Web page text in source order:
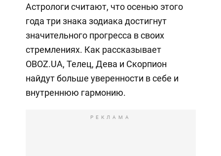
Астрологи считают, что осенью этого
года три знака зодиака достигнут
значительного прогресса в своих
стремлениях. Как рассказывает
OBOZ.UA, Телец, Дева и Скорпион
найдут больше уверенности в себе и
внутреннюю гармонию.
РЕКЛАМА